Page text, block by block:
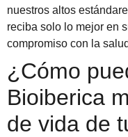
nuestros altos
reciba solo lo mejor en
compromiso con la
¿Cómo
Bioiberica
de vida de